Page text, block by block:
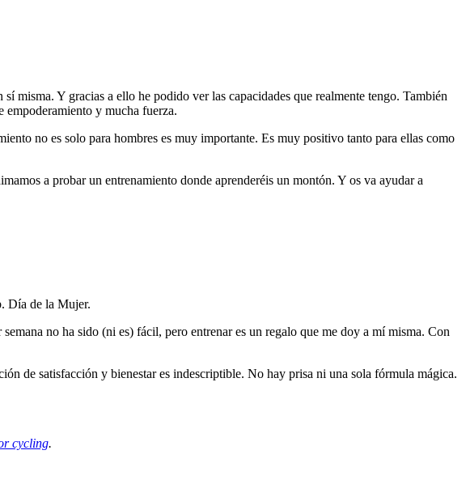
misma. Y gracias a ello he podido ver las capacidades que realmente tengo. También
y mucha fuerza.
no es solo para hombres es muy importante. Es muy positivo tanto para ellas como
a probar un entrenamiento donde aprenderéis un montón. Y os va ayudar a
no ha sido (ni es) fácil, pero entrenar es un regalo que me doy a mí misma. Con
de satisfacción y bienestar es indescriptible. No hay prisa ni una sola fórmula mágica.
cycling.